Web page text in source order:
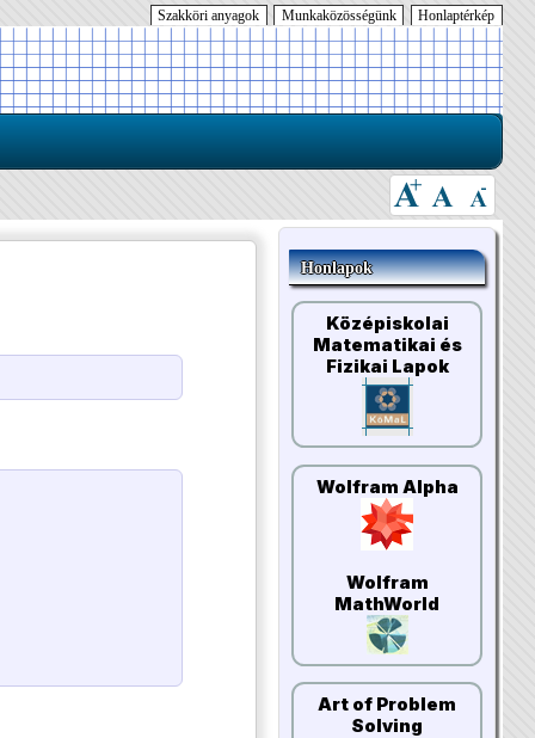
Honlaptérkép
Munkaközösségünk
Szakköri anyagok
Honlapok
Középiskolai
Matematikai és
Fizikai Lapok
Wolfram Alpha
Wolfram
MathWorld
Art of Problem
Solving